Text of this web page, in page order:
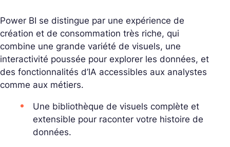
Power BI se distingue par une expérience de
création et de consommation très riche, qui
combine une grande variété de visuels, une
interactivité poussée pour explorer les données, et
des fonctionnalités d’IA accessibles aux analystes
comme aux métiers.
Une bibliothèque de visuels complète et
extensible pour raconter votre histoire de
données.